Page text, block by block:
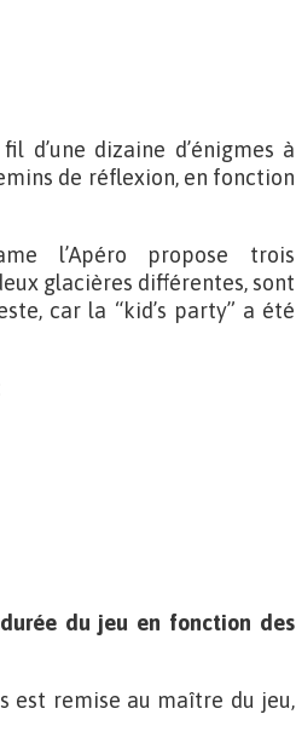
d’une dizaine d’énigmes à
de réflexion, en fonction
l’Apéro propose trois
glacières différentes, sont
car la “kid’s party” a été
du jeu en fonction des
est remise au maître du jeu,